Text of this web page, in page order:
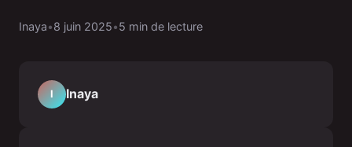
Inaya•8 juin 2025•5 min de lecture
I Inaya